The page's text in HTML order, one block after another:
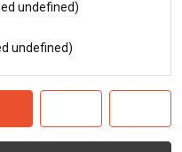
undefined)
undefined)